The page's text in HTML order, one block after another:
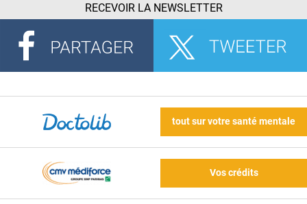
RECEVOIR LA NEWSLETTER
tout sur votre santé mentale
Vos crédits